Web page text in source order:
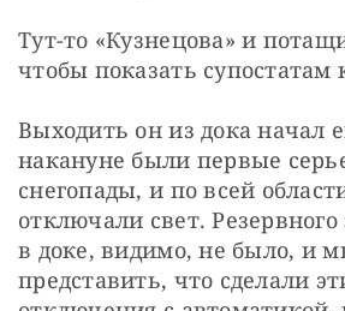
Тут-то «Кузнецова» и
чтобы показать супостатам
Выходить он из дока начал
накануне были первые
снегопады, и по всей
отключали свет.
в доке, видимо, не было, и
представить, что сделали